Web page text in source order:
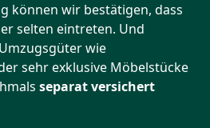
können wir bestätigen, dass
selten eintreten. Und
wie
sehr exklusive Möbelstücke
separat versichert